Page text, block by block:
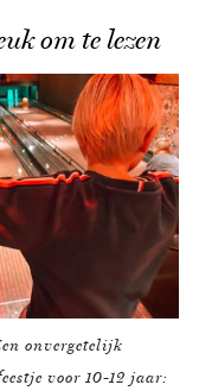
om te lezen
onvergetelijk
voor 10-12 jaar: